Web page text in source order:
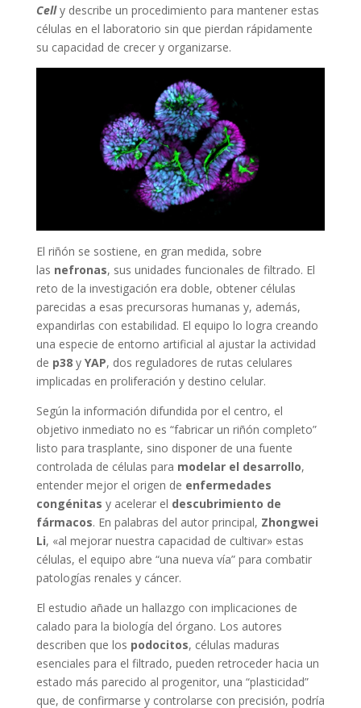
Celly describe un procedimiento para mantener estas
células en el laboratorio sin que pierdan rápidamente
su capacidad de crecer y organizarse.
El riñón se sostiene, en gran medida, sobre
las nefronas, sus unidades funcionales de filtrado. El
reto de la investigación era doble, obtener células
parecidas a esas precursoras humanas y, además,
expandirlas con estabilidad. El equipo lo logra creando
una especie de entorno artificial al ajustar la actividad
de p38y YAP, dos reguladores de rutas celulares
implicadas en proliferación y destino celular.
Según la información difundida por el centro, el
objetivo inmediato no es “fabricar un riñón completo”
listo para trasplante, sino disponer de una fuente
controlada de células para modelar el desarrollo,
entender mejor el origen de enfermedades
congénitas y acelerar el descubrimiento de
fármacos. En palabras del autor principal, Zhongwei
Li, «al mejorar nuestra capacidad de cultivar» estas
células, el equipo abre “una nueva vía” para combatir
patologías renales y cáncer.
El estudio añade un hallazgo con implicaciones de
calado para la biología del órgano. Los autores
describen que los podocitos, células maduras
esenciales para el filtrado, pueden retroceder hacia un
estado más parecido al progenitor, una “plasticidad”
que, de confirmarse y controlarse con precisión, podría